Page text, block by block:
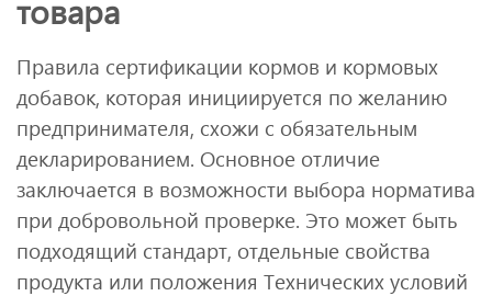
товара
Правила сертификации кормов и кормовых
добавок, которая инициируется по желанию
предпринимателя, схожи с обязательным
декларированием. Основное отличие
заключается в возможности выбора норматива
при добровольной проверке. Это может быть
подходящий стандарт, отдельные свойства
продукта или положения Технических условий